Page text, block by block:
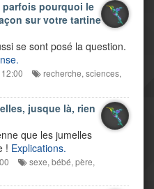
parfois pourquoi le
sur votre tartine
se sont posé la question.
recherche, sciences,
jusque là, rien
que les jumelles
! Explications.
sexe, bébé, père,